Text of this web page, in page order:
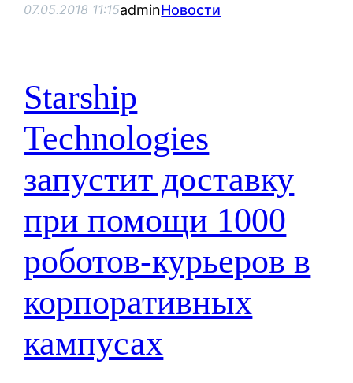
07.05.2018 11:15adminНовости
Starship
Technologies
запустит доставку
при помощи 1000
роботов-курьеров в
корпоративных
кампусах